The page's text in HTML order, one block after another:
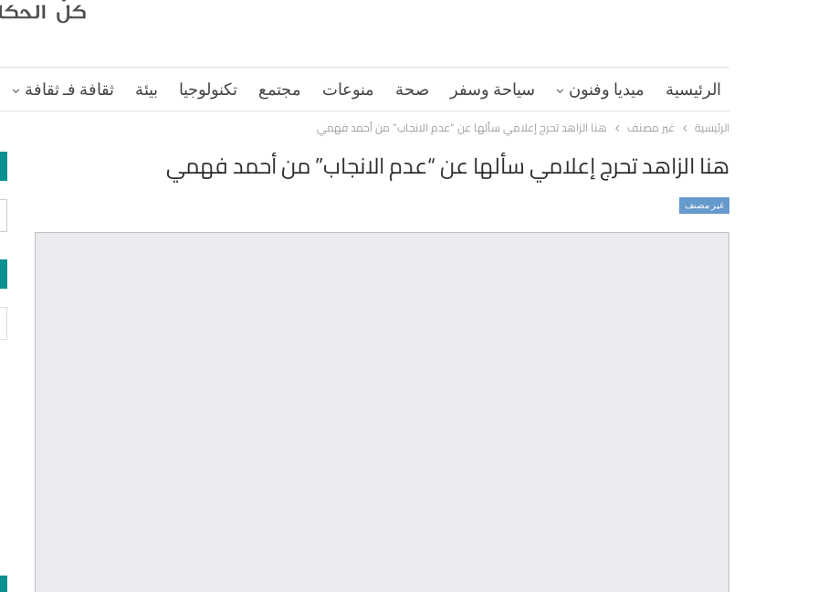
الرئيسية ميديا وفنون سياحة وسفر صحة منوعات مجتمع تكنولوجيا بيئة ثقافة فـ ثقافة
الرئيسية
غير مصنف هنا الزاهد تحرج إعلامي سألها عن “عدم الانجاب” من أحمد فهمي
هنا الزاهد تحرج إعلامي سألها عن “عدم الانجاب” من أحمد فهمي
غير مصنف